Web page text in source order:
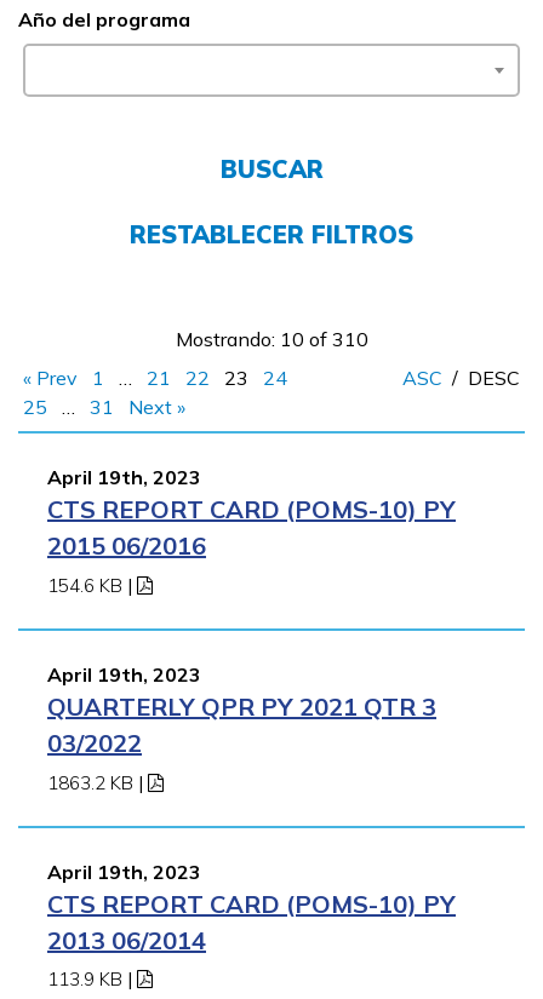
CONECTARSE
COMIENZA YA
Año del programa
BUSCAR
RESTABLECER FILTROS
Mostrando: 10 of 310
« Prev
1 … 21 22 23
24
25
… 31 Next »
ASC / DESC
April 19th, 2023
CTS REPORT CARD (POMS-10) PY
2015 06/2016
154.6 KB |
April 19th, 2023
QUARTERLY QPR PY 2021 QTR 3
03/2022
1863.2 KB |
April 19th, 2023
CTS REPORT CARD (POMS-10) PY
2013 06/2014
113.9 KB |